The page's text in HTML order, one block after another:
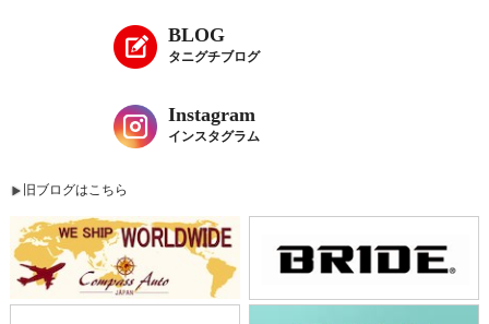
BLOG
タニグチブログ
Instagram
インスタグラム
旧ブログはこちら